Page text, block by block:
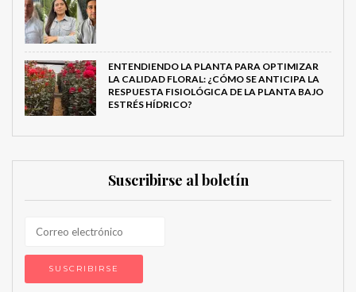
ENTENDIENDO LA PLANTA PARA OPTIMIZAR
LA CALIDAD FLORAL: ¿CÓMO SE ANTICIPA LA
RESPUESTA FISIOLÓGICA DE LA PLANTA BAJO
ESTRÉS HÍDRICO?
Suscribirse al boletín